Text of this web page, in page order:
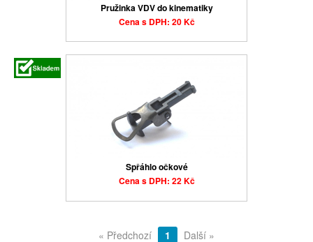
Pružinka VDV do kinematiky
Cena s DPH: 20 Kč
Spřáhlo očkové
Cena s DPH: 22 Kč
« Předchozí 1 Další »